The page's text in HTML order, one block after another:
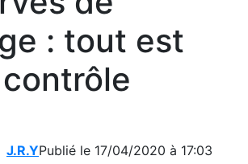
: tout est
J.R.YPublié le 17/04/2020 à 17:03